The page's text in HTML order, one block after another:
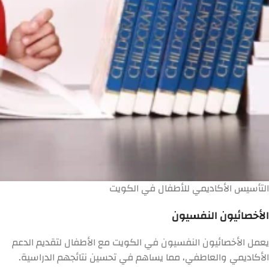
التأسيس الأكاديمي للأطفال في الكويت
الأخصائيون النفسيون
يعمل الأخصائيون النفسيون في الكويت مع الأطفال لتقديم الدعم
الأكاديمي والعاطفي، مما يساهم في تحسين نتائجهم الدراسية.